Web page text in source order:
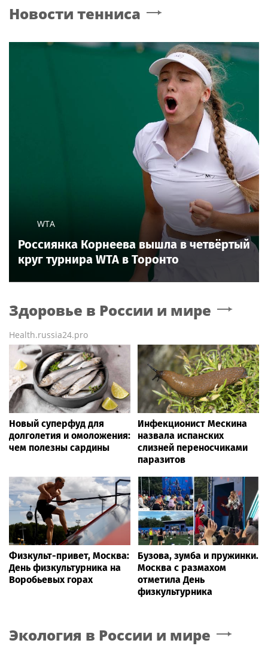
Новости тенниса
WTA
Россиянка Корнеева вышла в четвёртый
круг турнира WTA в Торонто
Здоровье в России и мире
Health.russia24.pro
Новый суперфуд для
долголетия и омоложения:
чем полезны сардины
Инфекционист Мескина
назвала испанских
слизней переносчиками
паразитов
Физкульт-привет, Москва:
День физкультурника на
Воробьевых горах
Бузова, зумба и пружинки.
Москва с размахом
отметила День
физкультурника
Экология в России и мире